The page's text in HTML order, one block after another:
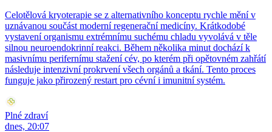
Celotělová kryoterapie se z alternativního konceptu rychle mění v
uznávanou součást moderní regenerační medicíny. Krátkodobé
vystavení organismu extrémnímu suchému chladu vyvolává v těle
silnou neuroendokrinní reakci. Během několika minut dochází k
masivnímu perifernímu stažení cév, po kterém při opětovném zahřátí
následuje intenzivní prokrvení všech orgánů a tkání. Tento proces
funguje jako přirozený restart pro cévní i imunitní systém.
Plné zdraví
dnes, 20:07